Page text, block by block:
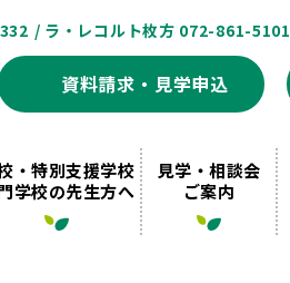
/ ラ・レコルト枚方 072-861-5101
資料請求・見学申込
・特別支援学校
学校の先生方へ
見学・相談会
ご案内